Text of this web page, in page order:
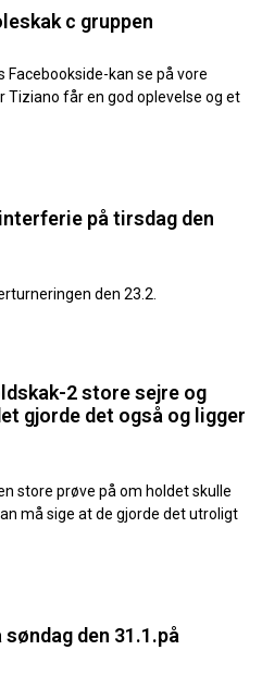
c gruppen
Facebookside-kan se på vore
Tiziano får en god oplevelse og et
på tirsdag den
den 23.2.
2 store sejre og
gjorde det også og ligger
store prøve på om holdet skulle
må sige at de gjorde det utroligt
den 31.1.på